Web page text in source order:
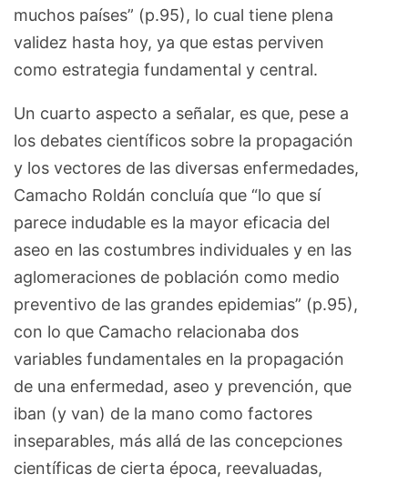
muchos países” (p.95), lo cual tiene plena
validez hasta hoy, ya que estas perviven
como estrategia fundamental y central.
Un cuarto aspecto a señalar, es que, pese a
los debates científicos sobre la propagación
y los vectores de las diversas enfermedades,
Camacho Roldán concluía que “lo que sí
parece indudable es la mayor eficacia del
aseo en las costumbres individuales y en las
aglomeraciones de población como medio
preventivo de las grandes epidemias” (p.95),
con lo que Camacho relacionaba dos
variables fundamentales en la propagación
de una enfermedad, aseo y prevención, que
iban (y van) de la mano como factores
inseparables, más allá de las concepciones
científicas de cierta época, reevaluadas,